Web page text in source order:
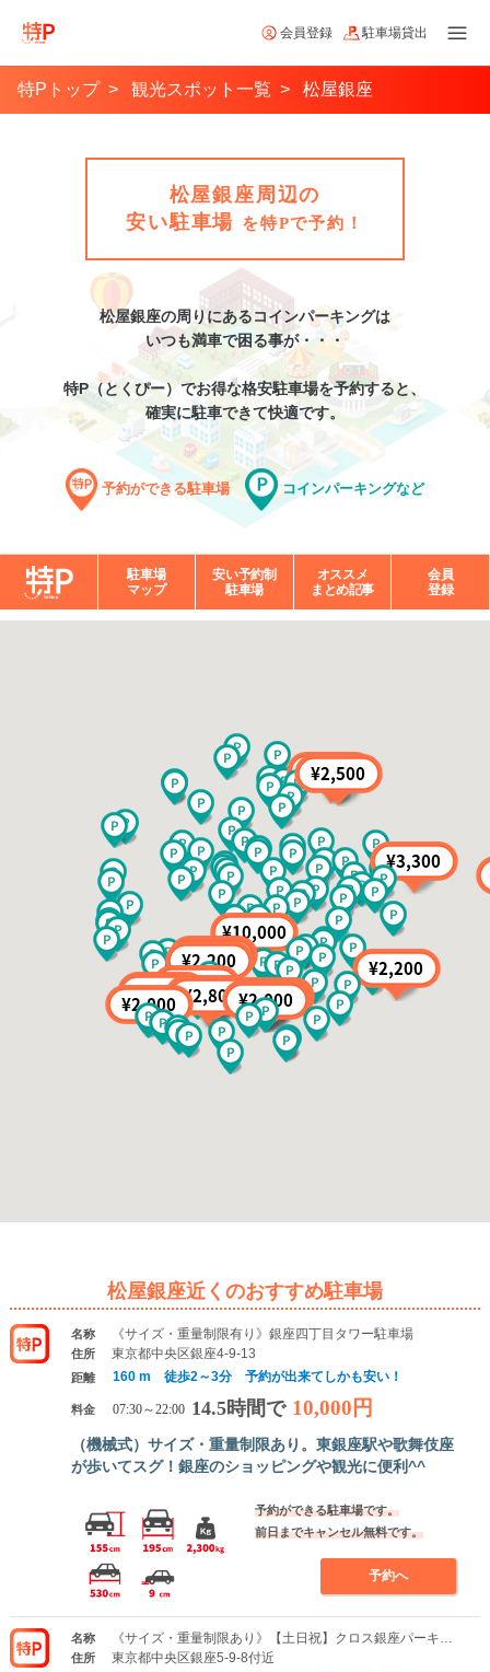
会員登録 駐車場貸出
特Pトップ 観光スポット一覧 松屋銀座
松屋銀座周辺の
安い駐車場 を特Pで予約！
松屋銀座の周りにあるコインパーキングは
いつも満車で困る事が・・・
特P（とくぴー）でお得な格安駐車場を予約すると、
確実に駐車できて快適です。
予約ができる駐車場 コインパーキングなど
駐車場
マップ
安い予約制
駐車場
オススメ
まとめ記事
会員
登録
松屋銀座近くのおすすめ駐車場
名称 《サイズ・重量制限有り》銀座四丁目タワー駐車場
住所 東京都中央区銀座4-9-13
距離 160 m 徒歩2～3分 予約が出来てしかも安い！
料金 07:30～22:00 14.5時間で 10,000円
（機械式）サイズ・重量制限あり。東銀座駅や歌舞伎座
が歩いてスグ！銀座のショッピングや観光に便利^^
予約ができる駐車場です。
前日までキャンセル無料です。
予約へ
名称 《サイズ・重量制限あり》【土日祝】クロス銀座パーキング
住所 東京都中央区銀座5-9-8付近